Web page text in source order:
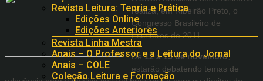
Revista Leitura: Teoria e Prática
Edições Online
Edições Anteriores
Revista Linha Mestra
Anais – O Professor e a Leitura do Jornal
Anais – COLE
Coleção Leitura e Formação
realiza, em Ribeirão Preto, o
Congresso Brasileiro de
Escritores de 2011.
De12 a 15 de novembro,
estarão debatendo temas de